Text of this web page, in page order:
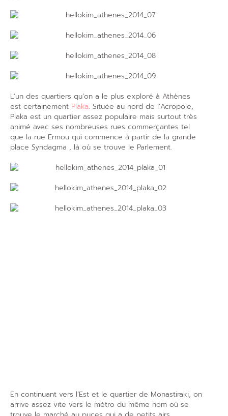
L’un des quartiers qu’on a le plus exploré à Athènes
est certainement Plaka. Située au nord de l’Acropole,
Plaka est un quartier assez populaire mais surtout très
animé avec ses nombreuses rues commerçantes tel
que la rue Ermou qui commence à partir de la grande
place Syndagma , là où se trouve le Parlement.
En continuant vers l’Est et le quartier de Monastiraki, on
arrive assez vite vers le métro du même nom où se